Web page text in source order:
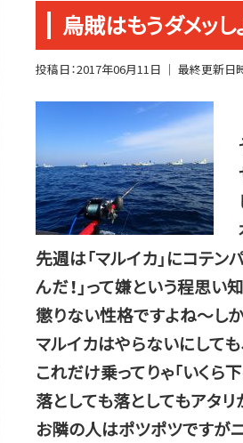
烏賊はもうダメッし
投稿日：2017年06月11日 ｜ 最終更新日
先週は「マルイカ」にコテ
んだ！」って嫌という程思い
懲りない性格ですよね～しか
マルイカはやらないにしても
これだけ乗ってりゃ「いくら
落としても落としてもアタリ
お隣の人はポツポツですが